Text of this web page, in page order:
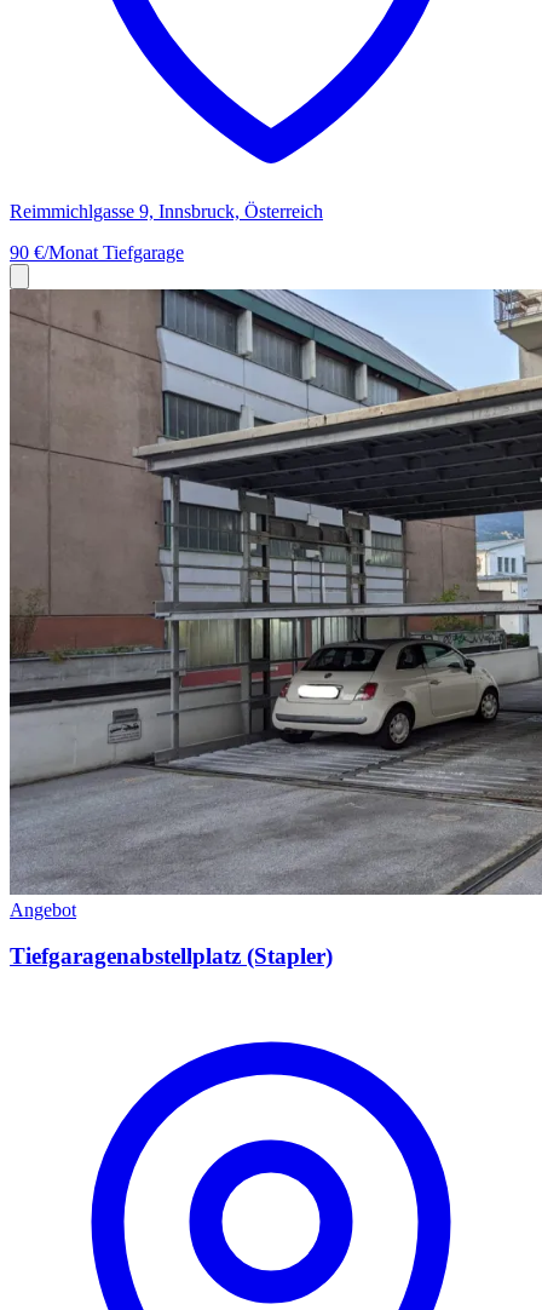
Reimmichlgasse 9, Innsbruck, Österreich
90 €/Monat Tiefgarage
Angebot
Tiefgaragenabstellplatz (Stapler)